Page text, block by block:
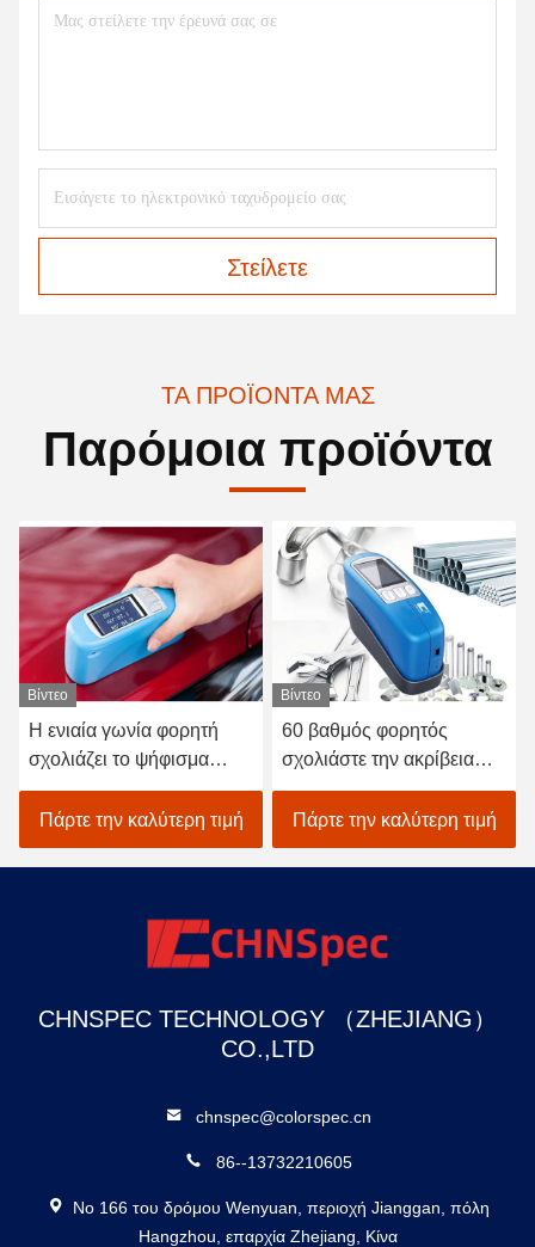
Στείλετε
ΤΑ ΠΡΟΪΌΝΤΑ ΜΑΣ
Παρόμοια προϊόντα
Βίντεο
Η ενιαία γωνία φορητή
σχολιάζει το ψήφισμα
μετρητών 0.1GU για το
γυαλισμένο σκυρόδεμα
Πάρτε την καλύτερη τιμή
Βίντεο
60 βαθμός φορητός
σχολιάστε την ακρίβεια
μετρητών που
προσαρμόζεται στα
πρότυπα JJG 696
Πάρτε την καλύτερη τιμή
CHNSPEC TECHNOLOGY （ZHEJIANG）
CO.,LTD
chnspec@colorspec.cn
86--13732210605
Νο 166 του δρόμου Wenyuan, περιοχή Jianggan, πόλη
Hangzhou, επαρχία Zhejiang, Κίνα